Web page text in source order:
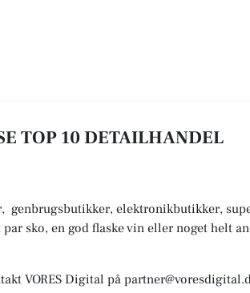
TOP 10 DETAILHANDEL
elektronikbutikker,
sko, en god flaske vin eller noget helt
VORES Digital på